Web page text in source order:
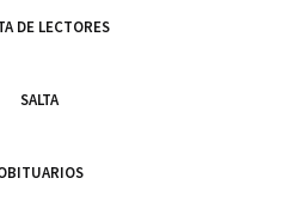
DE LECTORES
SALTA